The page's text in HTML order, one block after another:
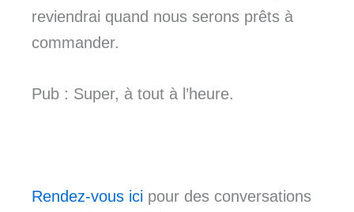
reviendrai quand nous serons prêts à
commander.
Pub : Super, à tout à l’heure.
Rendez-vous ici pour des conversations